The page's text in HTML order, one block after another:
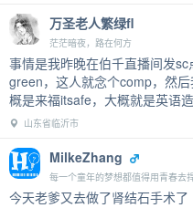
万圣老人繁绿fl
茫茫暗夜，路在何方
事情是我昨晚在伯千直播间发
green，这人就念个comp，然
概是来福itsafe，大概就是英语
山东省临沂市
MilkeZhang
每一个童年的梦想都值得用青春去
今天老爹又去做了肾结石手术了